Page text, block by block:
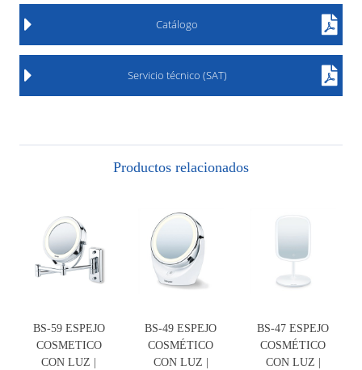
Catálogo
Servicio técnico (SAT)
Productos relacionados
BS-59 ESPEJO
COSMETICO
CON LUZ |
BS-49 ESPEJO
COSMÉTICO
CON LUZ |
BS-47 ESPEJO
COSMÉTICO
CON LUZ |